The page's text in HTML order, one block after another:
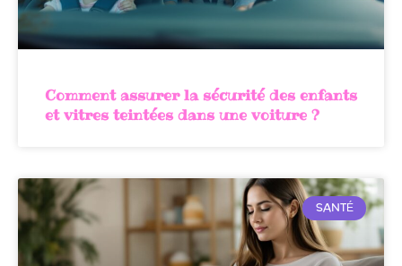
Comment assurer la sécurité des enfants
et vitres teintées dans une voiture ?
SANTÉ